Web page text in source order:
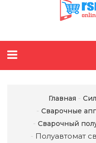
Главная
Сварочные
Сварочный
Полуавтомат